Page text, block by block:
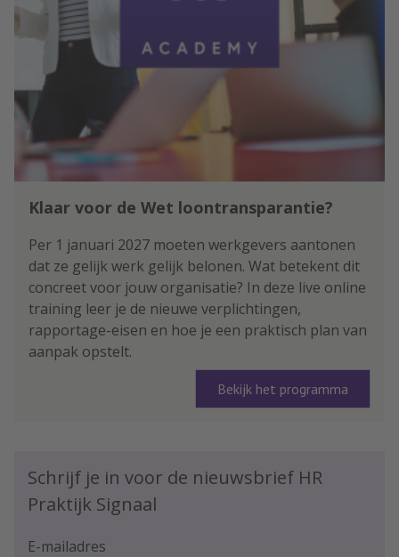
loopbaan te gaan doen. Een derde
schuift dit voor zich uit, tot het
moment waarop een nieuwe baan
Klaar voor de Wet loontransparantie?
Per 1 januari 2027 moeten werkgevers aantonen
dat ze gelijk werk gelijk belonen. Wat betekent dit
concreet voor jouw organisatie? In deze live online
training leer je de nieuwe verplichtingen,
rapportage-eisen en hoe je een praktisch plan van
aanpak opstelt.
Bekijk het programma
Schrijf je in voor de nieuwsbrief HR
Praktijk Signaal
E-mailadres